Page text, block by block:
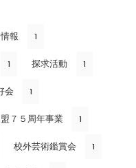
情報 1
1 探求活動 1
会 1
７５周年事業 1
校外芸術鑑賞会 1